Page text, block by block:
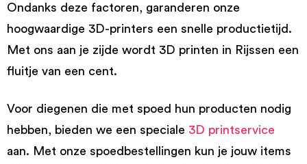
Ondanks deze factoren, garanderen onze
hoogwaardige 3D-printers een snelle productietijd.
Met ons aan je zijde wordt 3D printen in Rijssen een
fluitje van een cent.
Voor diegenen die met spoed hun producten nodig
hebben, bieden we een speciale 3D printservice
aan. Met onze spoedbestellingen kun je jouw items